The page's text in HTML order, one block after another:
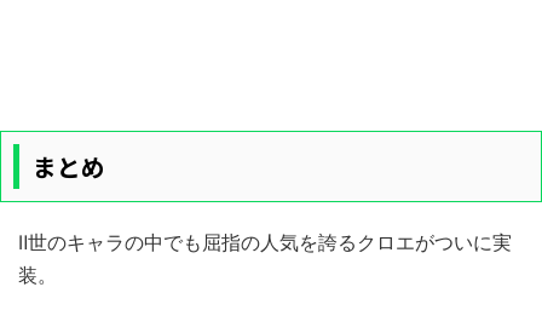
まとめ
Ⅱ世のキャラの中でも屈指の人気を誇るクロエがついに実
装。